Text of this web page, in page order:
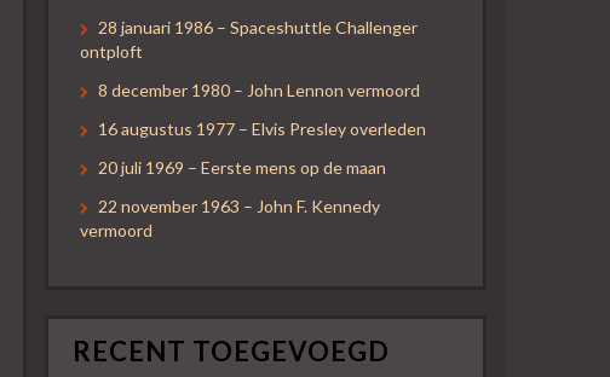
28 januari 1986 – Spaceshuttle Challenger
ontploft
8 december 1980 – John Lennon vermoord
16 augustus 1977 – Elvis Presley overleden
20 juli 1969 – Eerste mens op de maan
22 november 1963 – John F. Kennedy
vermoord
RECENT TOEGEVOEGD